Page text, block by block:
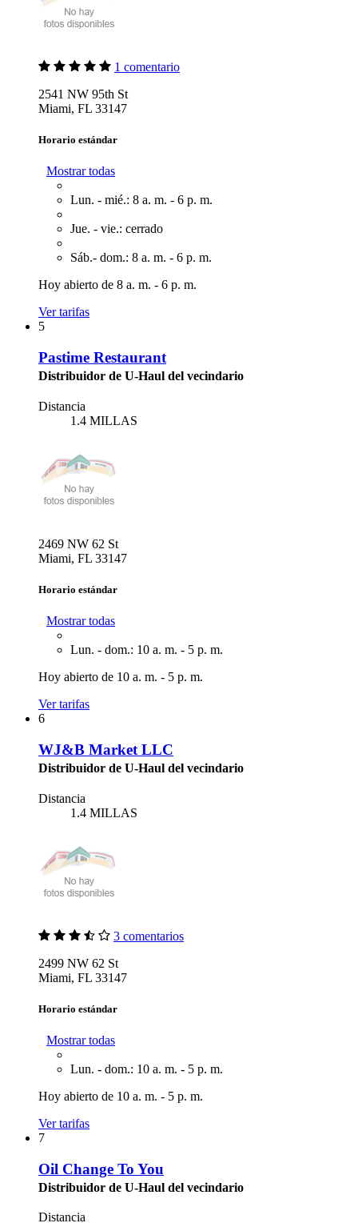
1 comentario
2541 NW 95th St
Miami, FL 33147
Horario estándar
Mostrar todas
Lun. - mié.: 8 a. m. - 6 p. m.
Jue. - vie.: cerrado
Sáb.- dom.: 8 a. m. - 6 p. m.
Hoy abierto de 8 a. m. - 6 p. m.
Ver tarifas
5
Pastime Restaurant
Distribuidor de U-Haul del vecindario
Distancia
1.4 MILLAS
2469 NW 62 St
Miami, FL 33147
Horario estándar
Mostrar todas
Lun. - dom.: 10 a. m. - 5 p. m.
Hoy abierto de 10 a. m. - 5 p. m.
Ver tarifas
6
WJ&B Market LLC
Distribuidor de U-Haul del vecindario
Distancia
1.4 MILLAS
3 comentarios
2499 NW 62 St
Miami, FL 33147
Horario estándar
Mostrar todas
Lun. - dom.: 10 a. m. - 5 p. m.
Hoy abierto de 10 a. m. - 5 p. m.
Ver tarifas
7
Oil Change To You
Distribuidor de U-Haul del vecindario
Distancia